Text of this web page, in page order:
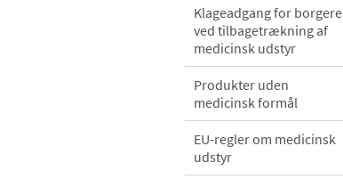
Klageadgang for borgere
ved tilbagetrækning af
medicinsk udstyr
Produkter uden
medicinsk formål
EU-regler om medicinsk
udstyr